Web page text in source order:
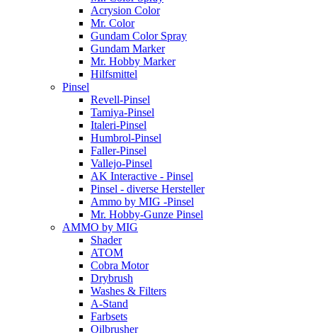
Acrysion Color
Mr. Color
Gundam Color Spray
Gundam Marker
Mr. Hobby Marker
Hilfsmittel
Pinsel
Revell-Pinsel
Tamiya-Pinsel
Italeri-Pinsel
Humbrol-Pinsel
Faller-Pinsel
Vallejo-Pinsel
AK Interactive - Pinsel
Pinsel - diverse Hersteller
Ammo by MIG -Pinsel
Mr. Hobby-Gunze Pinsel
AMMO by MIG
Shader
ATOM
Cobra Motor
Drybrush
Washes & Filters
A-Stand
Farbsets
Oilbrusher